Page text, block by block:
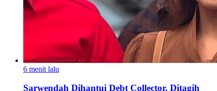
6 menit lalu
Sarwendah Dihantui Debt Collector, Ditagih